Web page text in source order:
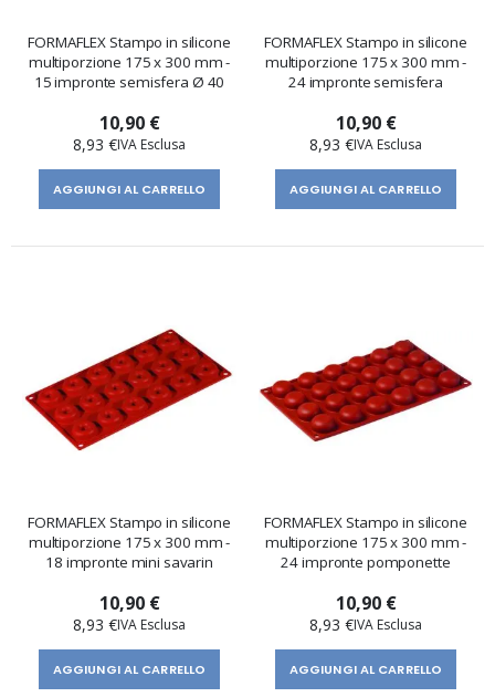
FORMAFLEX Stampo in silicone
multiporzione 175 x 300 mm -
15 impronte semisfera Ø 40
10,90 €
8,93 €
AGGIUNGI AL CARRELLO
FORMAFLEX Stampo in silicone
multiporzione 175 x 300 mm -
24 impronte semisfera
10,90 €
8,93 €
AGGIUNGI AL CARRELLO
FORMAFLEX Stampo in silicone
multiporzione 175 x 300 mm -
18 impronte mini savarin
10,90 €
8,93 €
AGGIUNGI AL CARRELLO
FORMAFLEX Stampo in silicone
multiporzione 175 x 300 mm -
24 impronte pomponette
10,90 €
8,93 €
AGGIUNGI AL CARRELLO